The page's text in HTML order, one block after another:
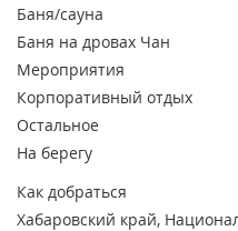
Баня/сауна
Баня на дровах Чан
Мероприятия
Корпоративный отдых
Остальное
На берегу
Как добраться
Хабаровский край,